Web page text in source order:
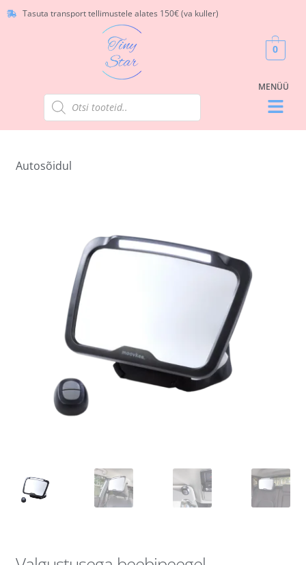
Tasuta transport tellimustele alates 150€ (va kuller)
0
Autosõidul